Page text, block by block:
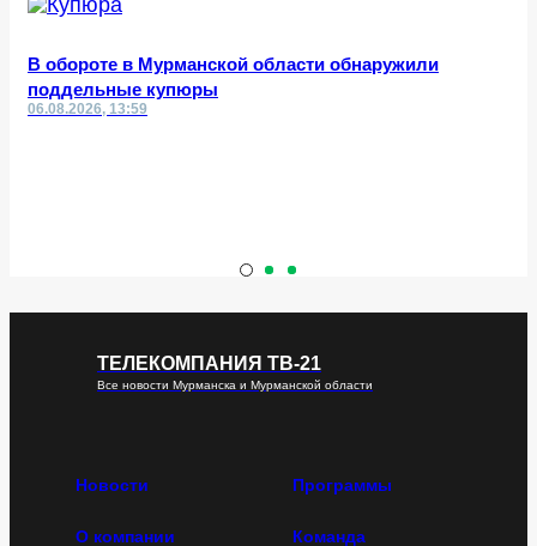
В обороте в Мурманской области обнаружили
поддельные купюры
06.08.2026, 13:59
ТЕЛЕКОМПАНИЯ ТВ-21
Все новости Мурманска и Мурманской области
Новости Программы
О компании Команда